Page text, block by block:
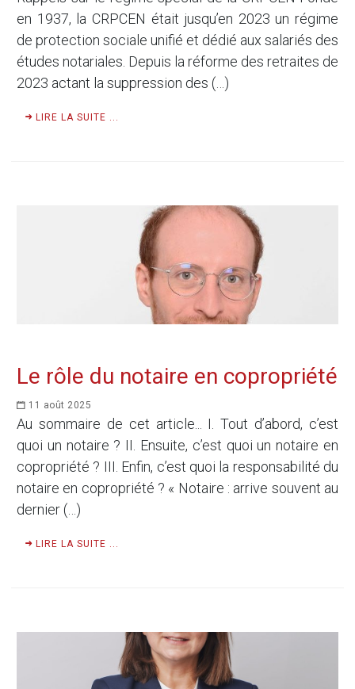
en 1937, la CRPCEN était jusqu’en 2023 un régime
de protection sociale unifié et dédié aux salariés des
études notariales. Depuis la réforme des retraites de
2023 actant la suppression des (…)
LIRE LA SUITE ...
Le rôle du notaire en copropriété
11 août 2025
Au sommaire de cet article... I. Tout d’abord, c’est
quoi un notaire ? II. Ensuite, c’est quoi un notaire en
copropriété ? III. Enfin, c’est quoi la responsabilité du
notaire en copropriété ? « Notaire : arrive souvent au
dernier (…)
LIRE LA SUITE ...